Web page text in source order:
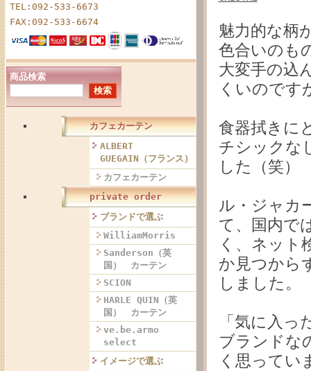
TEL:092-533-6673
FAX:092-533-6674
商品検索
カフェカーテン
ALBERT
GUEGAIN（フランス）
カフェカーテン
private order
ブランドで選ぶ
WilliamMorris
Sanderson（英
国） カーテン
SCION
HARLE QUIN（英
国） カーテン
ve.be.armo
select
イメージで選ぶ
魅力的な柄
色合いのも
大変手の込
くいのです
食器拭きに
チシックな
した（笑）
ル・ジャカ
て、国内で
く、ネット
か見つから
しました。
「気に入
ブランドな
く思ってい